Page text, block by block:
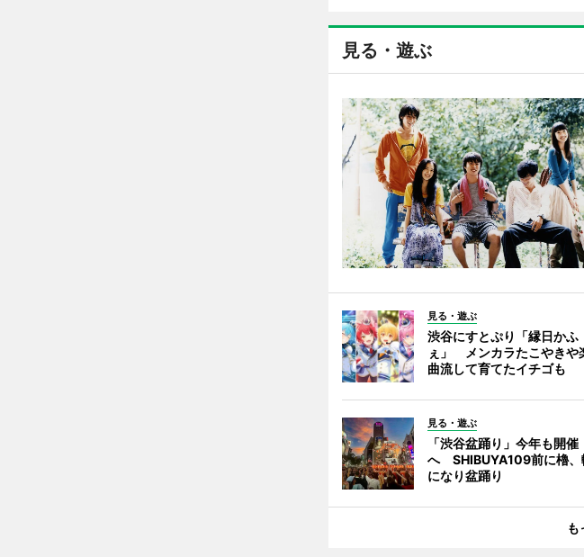
見る・遊ぶ
見る・遊ぶ
渋谷にすとぷり「縁日かふ
ぇ」 メンカラたこやきや
曲流して育てたイチゴも
見る・遊ぶ
「渋谷盆踊り」今年も開催
へ SHIBUYA109前に櫓、
になり盆踊り
も